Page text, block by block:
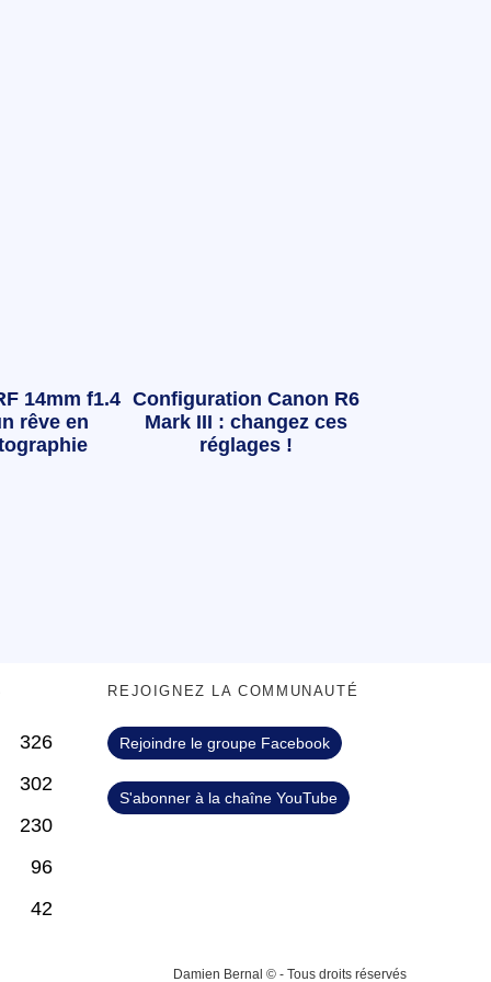
14mm f1.4
rêve en
Configuration Canon R6
Mark III : changez ces
réglages !
326
302
230
96
42
REJOIGNEZ LA COMMUNAUTÉ
Rejoindre le groupe Facebook
S'abonner à la chaîne YouTube
Damien Bernal © - Tous droits réservés